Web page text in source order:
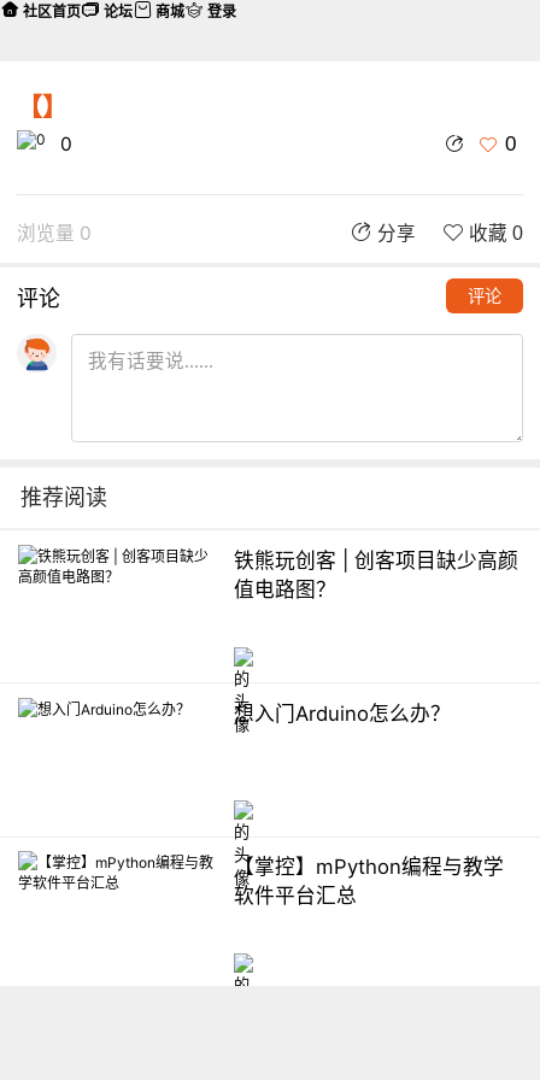
【】
0 0
浏览量 0 分享 收藏 0
评论 评论
推荐阅读
铁熊玩创客 | 创客项目缺少高颜
值电路图？
想入门Arduino怎么办？
【掌控】mPython编程与教学
软件平台汇总
社区首页 论坛 商城 登录